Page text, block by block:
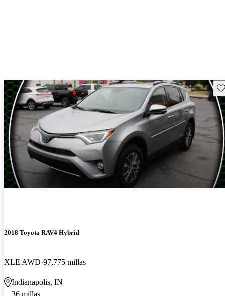
2018 Toyota RAV4 Hybrid
XLE AWD 97,775 millas
Indianapolis, IN